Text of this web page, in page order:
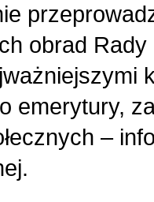
obrad Rady
emerytury,
–